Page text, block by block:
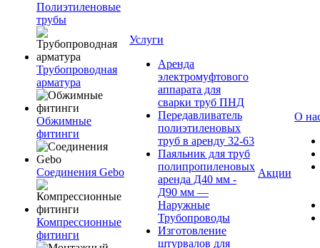
Полиэтиленовые
трубы
Трубопроводная
арматура
Обжимные
фитинги
Соединения Gebo
Компрессионные
фитинги
Услуги
Аренда
электромуфтового
аппарата для
сварки труб ПНД
Передавливатель
полиэтиленовых
труб в аренду 32-63
Паяльник для труб
полипропиленовых
аренда Д40 мм -
Д90 мм —
Наружные
Трубопроводы
Изготовление
штурвалов для
Акции
О